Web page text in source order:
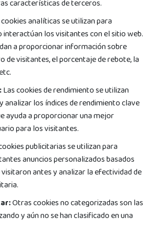
características de terceros.
analíticas se utilizan para
los visitantes con el sitio web.
a proporcionar información sobre
de visitantes, el porcentaje de rebote, la
Las cookies de rendimiento se utilizan
analizar los índices de rendimiento clave
ayuda a proporcionar una mejor
para los visitantes.
publicitarias se utilizan para
anuncios personalizados basados
antes y analizar la efectividad de
Otras cookies no categorizadas son las
y aún no se han clasificado en una